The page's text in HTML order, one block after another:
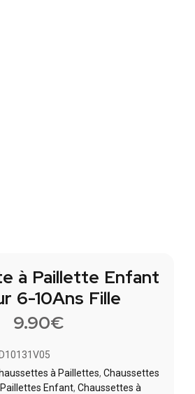
à Paillette Enfant
6-10Ans Fille
9.90€
à Paillette​s, Chaussettes
Enfant​, Chaussettes à